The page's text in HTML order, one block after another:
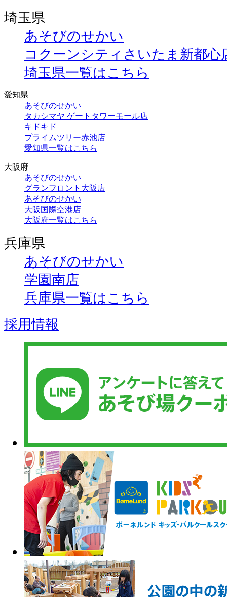
埼玉県
あそびのせかい
コクーンシティさいたま新都心
埼玉県一覧はこちら
愛知県
あそびのせかい
タカシマヤ ゲートタワーモール店
キドキド
プライムツリー赤池店
愛知県一覧はこちら
大阪府
あそびのせかい
グランフロント大阪店
あそびのせかい
大阪国際空港店
大阪府一覧はこちら
兵庫県
あそびのせかい
学園南店
兵庫県一覧はこちら
採用情報